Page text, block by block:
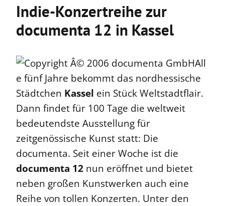
Indie-Konzertreihe zur
documenta 12 in Kassel
All
e fünf Jahre bekommt das nordhessische
Städtchen Kassel ein Stück Weltstadtflair.
Dann findet für 100 Tage die weltweit
bedeutendste Ausstellung für
zeitgenössische Kunst statt: Die
documenta. Seit einer Woche ist die
documenta 12 nun eröffnet und bietet
neben großen Kunstwerken auch eine
Reihe von tollen Konzerten. Unter den